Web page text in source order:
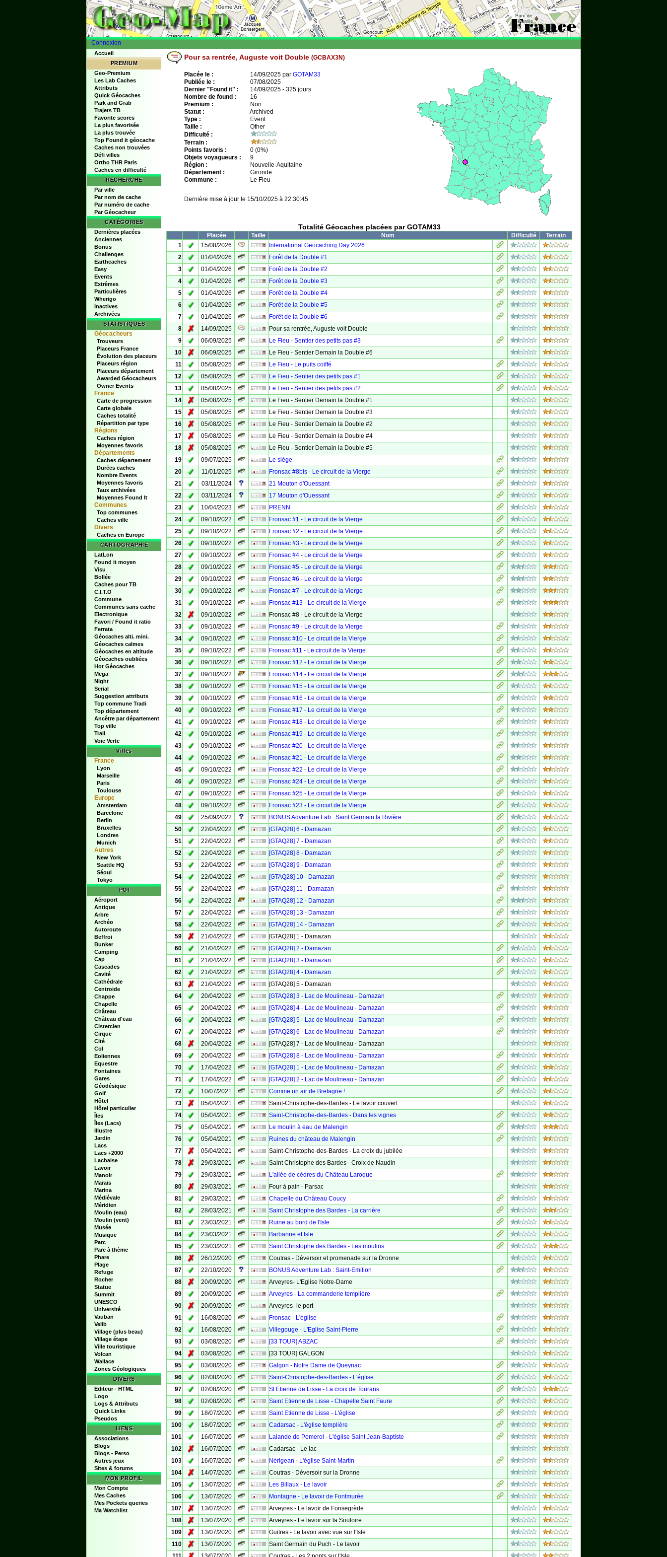
Connexion
Accueil
PREMIUM
Geo-Premium
Les Lab Caches
Attributs
Quick Géocaches
Park and Grab
Trajets TB
Favorite scores
La plus favorisée
La plus trouvée
Top Found it géocache
Caches non trouvées
Défi villes
Ortho THR Paris
Caches en difficulté
RECHERCHE
Par ville
Par nom de cache
Par numéro de cache
Par Géocacheur
CATÉGORIES
Dernières placées
Anciennes
Bonus
Challenges
Earthcaches
Easy
Events
Extrêmes
Particulières
Wherigo
Inactives
Archivées
STATISTIQUES
Géocacheurs
Trouveurs
Placeurs France
Évolution des placeurs
Placeurs région
Placeurs département
Awarded Géocacheurs
Owner Events
France
Carte de progression
Carte globale
Caches totalité
Répartition par type
Régions
Caches région
Moyennes favoris
Départements
Caches département
Durées caches
Nombre Events
Moyennes favoris
Taux archivées
Moyennes Found It
Communes
Top communes
Caches ville
Divers
Caches en Europe
CARTOGRAPHIE
LatLon
Found it moyen
Visu
Bollée
Caches pour TB
C.I.T.O
Commune
Communes sans cache
Electronique
Favori / Found it ratio
Ferrata
Géocaches alti. mini.
Géocaches calmes
Géocaches en altitude
Géocaches oubliées
Hot Géocaches
Mega
Night
Serial
Suggestion attributs
Top commune Tradi
Top département
Ancêtre par département
Top ville
Trail
Voie Verte
Villes
France
Lyon
Marseille
Paris
Toulouse
Europe
Amsterdam
Barcelone
Berlin
Bruxelles
Londres
Munich
Autres
New York
Seattle HQ
Séoul
Tokyo
POI
Aéroport
Antique
Arbre
Archéo
Autoroute
Beffroi
Bunker
Camping
Cap
Cascades
Cavité
Cathédrale
Centroide
Chappe
Chapelle
Château
Château d'eau
Cistercien
Cirque
Cité
Col
Eoliennes
Equestre
Fontaines
Gares
Géodésique
Golf
Hôtel
Hôtel particulier
Îles
Îles (Lacs)
Illustre
Jardin
Lacs
Lacs +2000
Lachaise
Lavoir
Manoir
Marais
Marina
Médiévale
Méridien
Moulin (eau)
Moulin (vent)
Musée
Musique
Parc
Parc à thème
Phare
Plage
Refuge
Rocher
Statue
Summit
UNESCO
Université
Vauban
Velib
Village (plus beau)
Village étape
Ville touristique
Volcan
Wallace
Zones Géologiques
DIVERS
Editeur - HTML
Logo
Logs & Attributs
Quick Links
Pseudos
LIENS
Associations
Blogs
Blogs - Perso
Autres jeux
Sites & forums
MON PROFIL
Mon Compte
Mes Caches
Mes Pockets queries
Ma Watchlist
Pour sa rentrée, Auguste voit Double (GCBAX3N)
Placée le : 14/09/2025 par GOTAM33
Publiée le :
07/08/2025
Dernier "Found it" :
14/09/2025 - 325 jours
Nombre de found :
16
Premium :
Non
Statut :
Archived
Type :
Event
Taille :
Other
Difficulté :
Terrain :
Points favoris :
0 (0%)
Objets voyagueurs :
9
Région :
Nouvelle-Aquitaine
Département :
Gironde
Commune :
Le Fieu
Dernière mise à jour le 15/10/2025 à 22:30:45
Totalité Géocaches placées par GOTAM33
Placée Taille Nom Difficulté
Terrain
1
✓ 15/08/2026
International Geocaching Day 2026
2
✓ 01/04/2026
Forêt de la Double #1
3
✓ 01/04/2026
Forêt de la Double #2
4
✓ 01/04/2026
Forêt de la Double #3
5
✓ 01/04/2026
Forêt de la Double #4
6
✓ 01/04/2026
Forêt de la Double #5
7
✓ 01/04/2026
Forêt de la Double #6
8
✗ 14/09/2025
Pour sa rentrée, Auguste voit Double
9
✓ 06/09/2025
Le Fieu - Sentier des petits pas #3
10
✗ 06/09/2025
Le Fieu - Sentier Demain la Double #6
11
✓ 05/08/2025
Le Fieu - Le puits coiffé
12
✓ 05/08/2025
Le Fieu - Sentier des petits pas #1
13
✓ 05/08/2025
Le Fieu - Sentier des petits pas #2
14
✗ 05/08/2025
Le Fieu - Sentier Demain la Double #1
15
✗ 05/08/2025
Le Fieu - Sentier Demain la Double #3
16
✗ 05/08/2025
Le Fieu - Sentier Demain la Double #2
17
✗ 05/08/2025
Le Fieu - Sentier Demain la Double #4
18
✗ 05/08/2025
Le Fieu - Sentier Demain la Double #5
19
✓ 09/07/2025
Le siège
20
✓ 11/01/2025
Fronsac #8bis - Le circuit de la Vierge
21
✓ 03/11/2024
21 Mouton d'Ouessant
22
✓ 03/11/2024
17 Mouton d'Ouessant
23
✓ 10/04/2023
PRENN
24
✓ 09/10/2022
Fronsac #1 - Le circuit de la Vierge
25
✓ 09/10/2022
Fronsac #2 - Le circuit de la Vierge
26
✓ 09/10/2022
Fronsac #3 - Le circuit de la Vierge
27
✓ 09/10/2022
Fronsac #4 - Le circuit de la Vierge
28
✓ 09/10/2022
Fronsac #5 - Le circuit de la Vierge
29
✓ 09/10/2022
Fronsac #6 - Le circuit de la Vierge
30
✓ 09/10/2022
Fronsac #7 - Le circuit de la Vierge
31
✓ 09/10/2022
Fronsac #13 - Le circuit de la Vierge
32
✗ 09/10/2022
Fronsac #8 - Le circuit de la Vierge
33
✓ 09/10/2022
Fronsac #9 - Le circuit de la Vierge
34
✓ 09/10/2022
Fronsac #10 - Le circuit de la Vierge
35
✓ 09/10/2022
Fronsac #11 - Le circuit de la Vierge
36
✓ 09/10/2022
Fronsac #12 - Le circuit de la Vierge
37
✓ 09/10/2022
Fronsac #14 - Le circuit de la Vierge
38
✓ 09/10/2022
Fronsac #15 - Le circuit de la Vierge
39
✓ 09/10/2022
Fronsac #16 - Le circuit de la Vierge
40
✓ 09/10/2022
Fronsac #17 - Le circuit de la Vierge
41
✓ 09/10/2022
Fronsac #18 - Le circuit de la Vierge
42
✓ 09/10/2022
Fronsac #19 - Le circuit de la Vierge
43
✓ 09/10/2022
Fronsac #20 - Le circuit de la Vierge
44
✓ 09/10/2022
Fronsac #21 - Le circuit de la Vierge
45
✓ 09/10/2022
Fronsac #22 - Le circuit de la Vierge
46
✓ 09/10/2022
Fronsac #24 - Le circuit de la Vierge
47
✓ 09/10/2022
Fronsac #25 - Le circuit de la Vierge
48
✓ 09/10/2022
Fronsac #23 - Le circuit de la Vierge
49
✓ 25/09/2022
BONUS Adventure Lab : Saint Germain la Rivière
50
✓ 22/04/2022
[GTAQ28] 6 - Damazan
51
✓ 22/04/2022
[GTAQ28] 7 - Damazan
52
✓ 22/04/2022
[GTAQ28] 8 - Damazan
53
✓ 22/04/2022
[GTAQ28] 9 - Damazan
54
✓ 22/04/2022
[GTAQ28] 10 - Damazan
55
✓ 22/04/2022
[GTAQ28] 11 - Damazan
56
✓ 22/04/2022
[GTAQ28] 12 - Damazan
57
✓ 22/04/2022
[GTAQ28] 13 - Damazan
58
✓ 22/04/2022
[GTAQ28] 14 - Damazan
59
✗ 21/04/2022
[GTAQ28] 1 - Damazan
60
✓ 21/04/2022
[GTAQ28] 2 - Damazan
61
✓ 21/04/2022
[GTAQ28] 3 - Damazan
62
✓ 21/04/2022
[GTAQ28] 4 - Damazan
63
✗ 21/04/2022
[GTAQ28] 5 - Damazan
64
✓ 20/04/2022
[GTAQ28] 3 - Lac de Moulineau - Damazan
65
✓ 20/04/2022
[GTAQ28] 4 - Lac de Moulineau - Damazan
66
✓ 20/04/2022
[GTAQ28] 5 - Lac de Moulineau - Damazan
67
✓ 20/04/2022
[GTAQ28] 6 - Lac de Moulineau - Damazan
68
✗ 20/04/2022
[GTAQ28] 7 - Lac de Moulineau - Damazan
69
✓ 20/04/2022
[GTAQ28] 8 - Lac de Moulineau - Damazan
70
✓ 17/04/2022
[GTAQ28] 1 - Lac de Moulineau - Damazan
71
✓ 17/04/2022
[GTAQ28] 2 - Lac de Moulineau - Damazan
72
✓ 10/07/2021
Comme un air de Bretagne !
73
✗ 05/04/2021
Saint-Christophe-des-Bardes - Le lavoir couvert
74
✓ 05/04/2021
Saint-Christophe-des-Bardes - Dans les vignes
75
✓ 05/04/2021
Le moulin à eau de Malengin
76
✓ 05/04/2021
Ruines du château de Malengin
77
✗ 05/04/2021
Saint-Christophe-des-Bardes - La croix du jubilée
78
✗ 29/03/2021
Saint Christophe des Bardes - Croix de Naudin
79
✓ 29/03/2021
L'allée de cèdres du Château Laroque
80
✗ 29/03/2021
Four à pain - Parsac
81
✓ 29/03/2021
Chapelle du Château Coucy
82
✓ 28/03/2021
Saint Christophe des Bardes - La carrière
83
✓ 23/03/2021
Ruine au bord de l'Isle
84
✓ 23/03/2021
Barbanne et Isle
85
✓ 23/03/2021
Saint Christophe des Bardes - Les moulins
86
✗ 26/12/2020
Coutras - Déversoir et promenade sur la Dronne
87
✓ 22/10/2020
BONUS Adventure Lab : Saint-Emilion
88
✗ 20/09/2020
Arveyres- L'Eglise Notre-Dame
89
✓ 20/09/2020
Arveyres - La commanderie templière
90
✗ 20/09/2020
Arveyres- le port
91
✓ 16/08/2020
Fronsac - L'église
92
✓ 16/08/2020
Villegouge - L'Eglise Saint-Pierre
93
✓ 03/08/2020
[33 TOUR] ABZAC
94
✗ 03/08/2020
[33 TOUR] GALGON
95
✓ 03/08/2020
Galgon - Notre Dame de Queynac
96
✓ 02/08/2020
Saint-Christophe-des-Bardes - L'église
97
✓ 02/08/2020
St Etienne de Lisse - La croix de Tourans
98
✓ 02/08/2020
Saint Etienne de Lisse - Chapelle Saint Faure
99
✓ 18/07/2020
Saint Etienne de Lisse - L'église
100
✓ 18/07/2020
Cadarsac - L'église templière
101
✓ 16/07/2020
Lalande de Pomerol - L'église Saint Jean-Baptiste
102
✗ 16/07/2020
Cadarsac - Le lac
103
✓ 16/07/2020
Nérigean - L'église Saint-Martin
104
✗ 14/07/2020
Coutras - Déversoir sur la Dronne
105
✓ 13/07/2020
Les Billaux - Le lavoir
106
✓ 13/07/2020
Montagne - Le lavoir de Fontmurée
107
✗ 13/07/2020
Arveyres - Le lavoir de Fonsegrède
108
✗ 13/07/2020
Arveyres - Le lavoir sur la Souloire
109
✗ 13/07/2020
Guitres - Le lavoir avec vue sur l'Isle
110
✗ 13/07/2020
Saint Germain du Puch - Le lavoir